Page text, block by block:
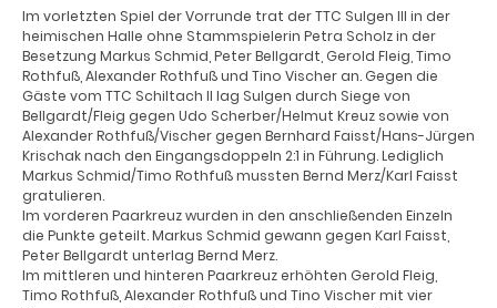
Im vorletzten Spiel der Vorrunde trat der TTC Sulgen III in der
heimischen Halle ohne Stammspielerin Petra Scholz in der
Besetzung Markus Schmid, Peter Bellgardt, Gerold Fleig, Timo
Rothfuß, Alexander Rothfuß und Tino Vischer an. Gegen die
Gäste vom TTC Schiltach II lag Sulgen durch Siege von
Bellgardt/Fleig gegen Udo Scherber/Helmut Kreuz sowie von
Alexander Rothfuß/Vischer gegen Bernhard Faisst/Hans-Jürgen
Krischak nach den Eingangsdoppeln 2:1 in Führung. Lediglich
Markus Schmid/Timo Rothfuß mussten Bernd Merz/Karl Faisst
gratulieren.
Im vorderen Paarkreuz wurden in den anschließenden Einzeln
die Punkte geteilt. Markus Schmid gewann gegen Karl Faisst,
Peter Bellgardt unterlag Bernd Merz.
Im mittleren und hinteren Paarkreuz erhöhten Gerold Fleig,
Timo Rothfuß, Alexander Rothfuß und Tino Vischer mit vier